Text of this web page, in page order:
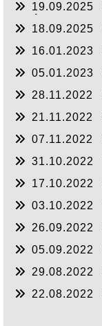
19.09.2025
18.09.2025
16.01.2023
05.01.2023
28.11.2022
21.11.2022
07.11.2022
31.10.2022
17.10.2022
03.10.2022
26.09.2022
05.09.2022
29.08.2022
22.08.2022